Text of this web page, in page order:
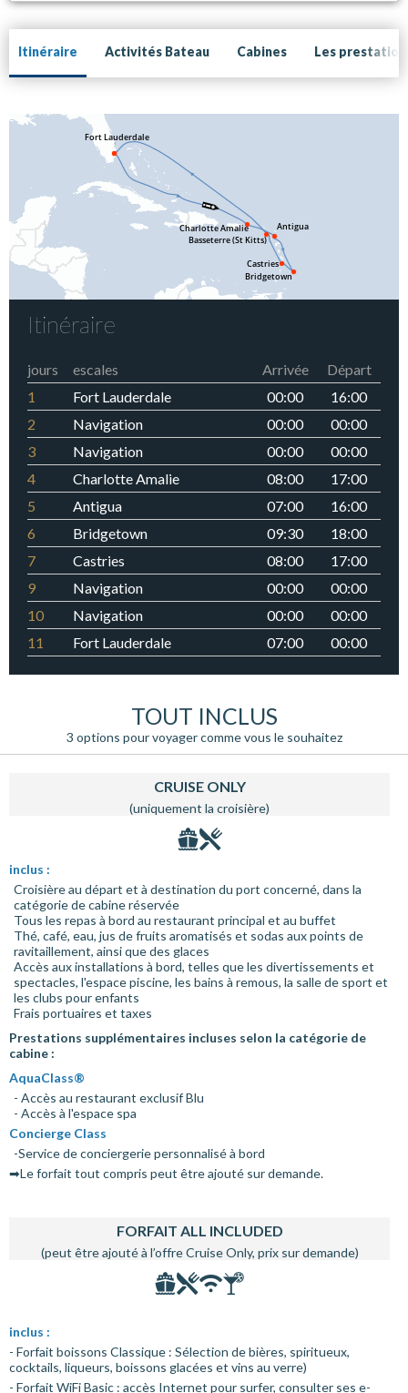
Itinéraire Activités Bateau Cabines Les
Itinéraire
jours escales Arrivée
Départ
1
Fort Lauderdale 00:00
16:00
2
Navigation 00:00
00:00
3
Navigation 00:00
00:00
4
Charlotte Amalie 08:00
17:00
5
Antigua 07:00
16:00
6
Bridgetown 09:30
18:00
7
Castries 08:00
17:00
9
Navigation 00:00
00:00
10
Navigation 00:00
00:00
11
Fort Lauderdale 07:00 00:00
TOUT INCLUS
3 options pour voyager comme vous le souhaitez
CRUISE ONLY
(uniquement la croisière)
inclus :
Croisière au départ et à destination du port concerné, dans la
catégorie de cabine réservée
Tous les repas à bord au restaurant principal et au buffet
Thé, café, eau, jus de fruits aromatisés et sodas aux points de
ravitaillement, ainsi que des glaces
Accès aux installations à bord, telles que les divertissements et
spectacles, l'espace piscine, les bains à remous, la salle de sport et
les clubs pour enfants
Frais portuaires et taxes
Prestations supplémentaires incluses selon la catégorie de
cabine :
AquaClass®
- Accès au restaurant exclusif Blu
- Accès à l'espace spa
Concierge Class
-Service de conciergerie personnalisé à bord
➡Le forfait tout compris peut être ajouté sur demande.
FORFAIT ALL INCLUDED
(peut être ajouté à l’offre Cruise Only, prix sur demande)
inclus :
- Forfait boissons Classique : Sélection de bières, spiritueux,
cocktails, liqueurs, boissons glacées et vins au verre)
- Forfait WiFi Basic : accès Internet pour surfer, consulter ses e-